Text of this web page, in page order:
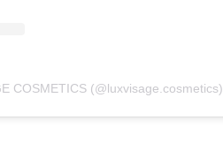
COSMETICS (@luxvisage.cosmetics)